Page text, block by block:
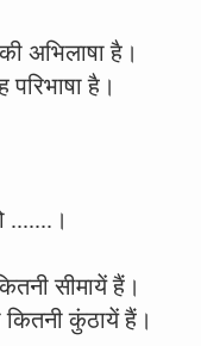
अभिलाषा है।
है।
.......।
सीमायें हैं।
कुंठायें हैं।